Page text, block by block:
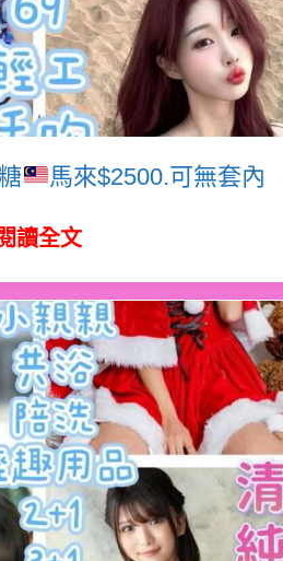
馬來$2500.可無套內
閱讀全文